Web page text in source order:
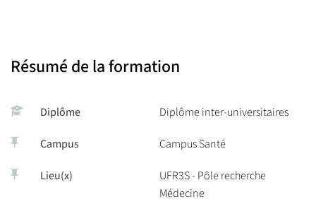
Résumé de la formation
Diplôme Diplôme inter-universitaires
Campus Campus Santé
Lieu(x)
UFR3S - Pôle recherche
Médecine